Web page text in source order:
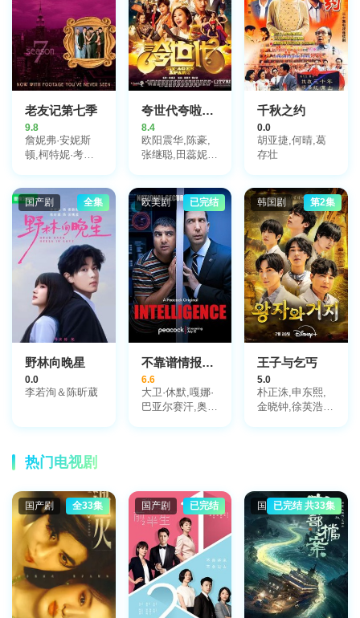
老友记第七季
9.8
詹妮弗·安妮斯
顿,柯特妮·考克
派瑞,大卫·休默
夸世代夸啦啦粤语
8.4
欧阳震华,陈豪,
张继聪,田蕊妮,
森美,江美仪,龚
嘉欣,姜大卫,吴
业坤,陈嘉宝,麦
明诗,胡鸿钧
千秋之约
0.0
胡亚捷,何晴,葛
存壮
国产剧 全集
野林向晚星
0.0
李若洵＆陈昕葳
欧美剧 已完结
不靠谱情报局第一季
6.6
大卫·休默,嘎娜·
巴亚尔赛汗,奥利
尼克,里奥·苏特,
戴维娜·西塔拉
姆,Tim,Ingall,Adam,King-
Sekera,Jane,Stanness,Lucy,Ware,Eliot,Salt
韩国剧 第2集
王子与乞丐
5.0
朴正洙,申东熙,
金晓钟,徐英浩,
热门电视剧
国产剧 全33集 国产剧 已完结 国产剧已完结 共33集